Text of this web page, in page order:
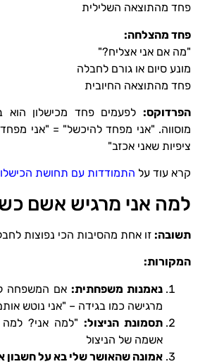
פחד מהתוצאה השלילית
פחד מהצלחה:
"מה אם אני אצליח?"
מונע סיום או גורם לחבלה
פחד מהתוצאה החיובית
הפרדוקס: לפעמים פחד מכישלון
מוסווה. "אני מפחד להיכשל" = "אני מפחד
ציפיות שאני אכזב"
קרא עוד על התמודדות עם תחושת
למה אני מרגיש אשם
תשובה: זו אחת מהסיבות הכי נפוצות
המקורות:
נאמנות משפחתית: אם המשפחה
מרגישה כמו בגידה – "אני נוטש
תסמונת הניצול: "למה אני?
אשמה של הניצול
אמונה שהאושר שלי בא על חשבון